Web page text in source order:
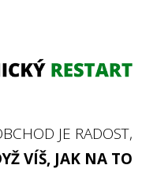
JE RADOST,
VÍŠ, JAK NA TO